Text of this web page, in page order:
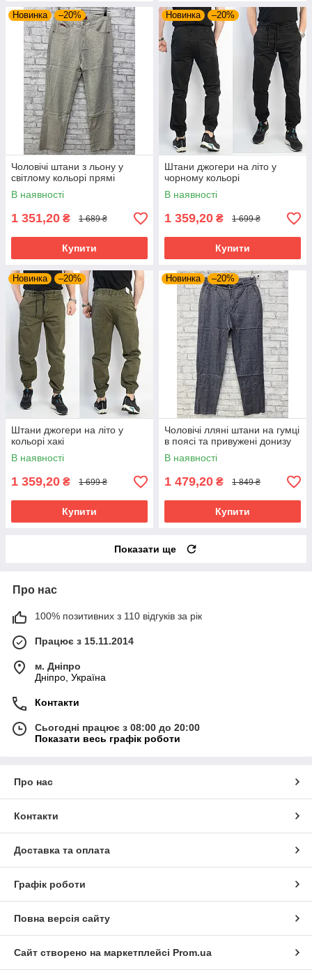
Новинка –20%
Чоловічі штани з льону у
світлому кольорі прямі
В наявності
1 351,20 ₴ 1 689 ₴
Купити
Новинка –20%
Штани джогери на літо у
чорному кольорі
В наявності
1 359,20 ₴ 1 699 ₴
Купити
Новинка –20%
Штани джогери на літо у
кольорі хакі
В наявності
1 359,20 ₴ 1 699 ₴
Купити
Новинка –20%
Чоловічі лляні штани на гумці
в поясі та привужені донизу
В наявності
1 479,20 ₴ 1 849 ₴
Купити
Показати ще
Про нас
100% позитивних з 110 відгуків за рік
Працює з 15.11.2014
м. Дніпро
Дніпро, Україна
Контакти
Сьогодні працює з 08:00 до 20:00
Показати весь графік роботи
Про нас
Контакти
Доставка та оплата
Графік роботи
Повна версія сайту
Сайт створено на маркетплейсі Prom.ua